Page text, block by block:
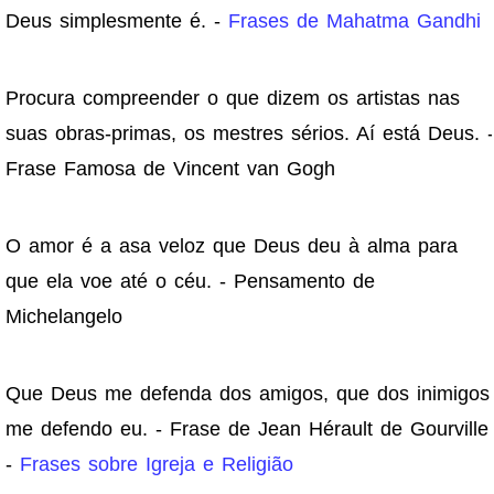
Deus simplesmente é. - Frases de Mahatma Gandhi
Procura compreender o que dizem os artistas nas
suas obras-primas, os mestres sérios. Aí está Deus. -
Frase Famosa de Vincent van Gogh
O amor é a asa veloz que Deus deu à alma para
que ela voe até o céu. - Pensamento de
Michelangelo
Que Deus me defenda dos amigos, que dos inimigos
me defendo eu. - Frase de Jean Hérault de Gourville
- Frases sobre Igreja e Religião